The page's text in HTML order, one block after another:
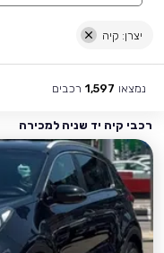
יצרן: קיה
נמצאו 1,597 רכבים
רכבי קיה יד שניה למכירה